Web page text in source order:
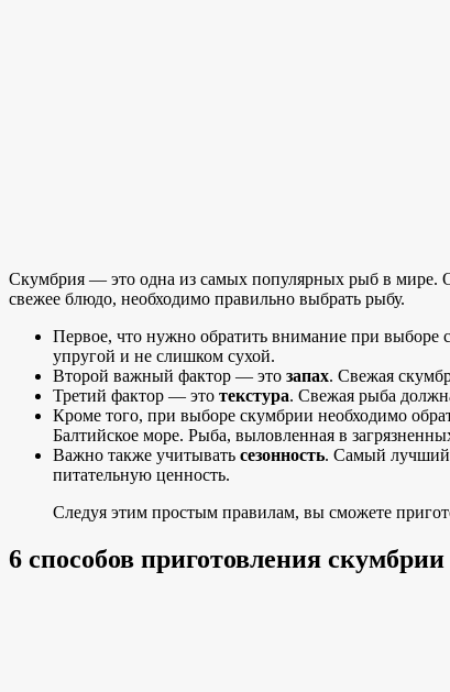
Скумбрия — это одна из самых популярных рыб в мире.
свежее блюдо, необходимо правильно выбрать рыбу.
Первое, что нужно обратить внимание при выборе
упругой и не слишком сухой.
Второй важный фактор — это запах. Свежая
Третий фактор — это текстура. Свежая рыба
Кроме того, при выборе скумбрии необходимо
Балтийское море. Рыба, выловленная в
Важно также учитывать сезонность. Самый лучший
питательную ценность.
Следуя этим простым правилам, вы сможете
6 способов приготовления